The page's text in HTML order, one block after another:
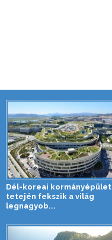
Dél-koreai kormányépület
tetején fekszik a világ
legnagyob...